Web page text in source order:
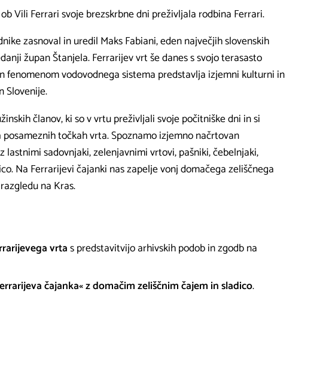
Vili Ferrari svoje brezskrbne dni preživljala rodbina Ferrari.
zasnoval in uredil Maks Fabiani, eden največjih slovenskih
župan Štanjela. Ferrarijev vrt še danes s svojo terasasto
fenomenom vodovodnega sistema predstavlja izjemni kulturni in
Slovenije.
članov, ki so v vrtu preživljali svoje počitniške dni in si
točkah vrta. Spoznamo izjemno načrtovan
lastnimi sadovnjaki, zelenjavnimi vrtovi, pašniki, čebelnjaki,
Na Ferrarijevi čajanki nas zapelje vonj domačega zeliščnega
na Kras.
vrtas predstavitvijo arhivskih podob in zgodb na
čajanka« z domačim zeliščnim čajem in sladico.